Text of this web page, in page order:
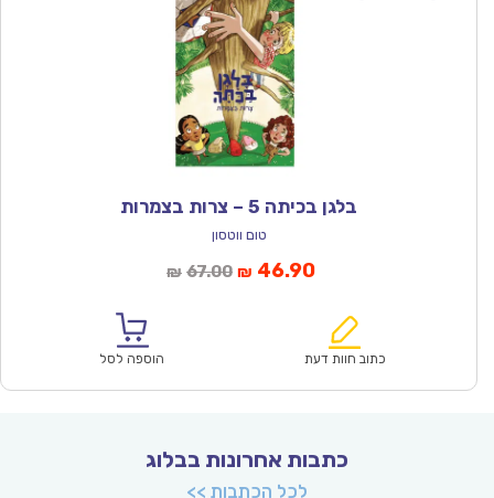
בלגן בכיתה 5 – צרות בצמרות
טום ווטסון
₪ 67.00המחיר
₪67.00.
₪ 46.90המחיר
הוא:
כתוב חוות דעת הוספה לסל
כתבות אחרונות בבלוג
לכל הכתבות >>